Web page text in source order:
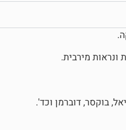
ונראות מירבית.
בוקסר, דוברמן וכד'.